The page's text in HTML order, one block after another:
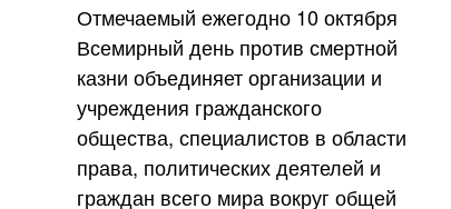
Отмечаемый ежегодно 10 октября
Всемирный день против смертной
казни объединяет организации и
учреждения гражданского
общества, специалистов в области
права, политических деятелей и
граждан всего мира вокруг общей